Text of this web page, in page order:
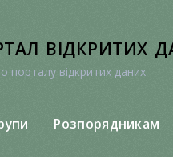
відкритих
порталу відкритих даних
Розпорядникам